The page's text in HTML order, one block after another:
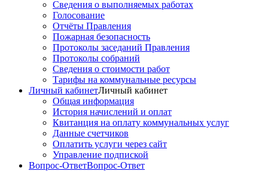
Сведения о выполняемых работах
Голосование
Отчёты Правления
Пожарная безопасность
Протоколы заседаний Правления
Протоколы собраний
Сведения о стоимости работ
Тарифы на коммунальные ресурсы
Личный кабинетЛичный кабинет
Общая информация
История начислений и оплат
Квитанция на оплату коммунальных услуг
Данные счетчиков
Оплатить услуги через сайт
Управление подпиской
Вопрос-ОтветВопрос-Ответ